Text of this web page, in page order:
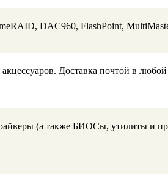
DAC960, FlashPoint,
Доставка почтой в
(а также БИОСы, утилиты и